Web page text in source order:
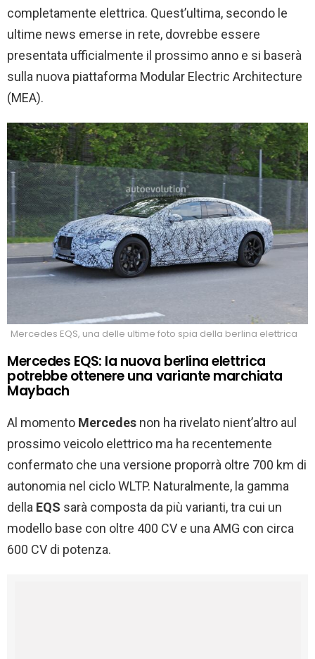
completamente elettrica. Quest’ultima, secondo le
ultime news emerse in rete, dovrebbe essere
presentata ufficialmente il prossimo anno e si baserà
sulla nuova piattaforma Modular Electric Architecture
(MEA).
Mercedes EQS, una delle ultime foto spia della berlina elettrica
Mercedes EQS: la nuova berlina elettrica
potrebbe ottenere una variante marchiata
Maybach
Al momento Mercedes non ha rivelato nient’altro aul
prossimo veicolo elettrico ma ha recentemente
confermato che una versione proporrà oltre 700 km di
autonomia nel ciclo WLTP. Naturalmente, la gamma
della EQS sarà composta da più varianti, tra cui un
modello base con oltre 400 CV e una AMG con circa
600 CV di potenza.